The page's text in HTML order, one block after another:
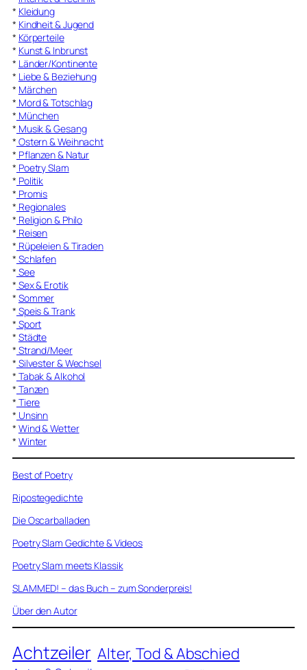
* Kleidung
* Kindheit & Jugend
* Körperteile
* Kunst & Inbrunst
* Länder/Kontinente
* Liebe & Beziehung
* Märchen
* Mord & Totschlag
* München
* Musik & Gesang
* Ostern & Weihnacht
* Pflanzen & Natur
* Poetry Slam
* Politik
* Promis
* Regionales
* Religion & Philo
* Reisen
* Rüpeleien & Tiraden
* Schlafen
* See
* Sex & Erotik
* Sommer
* Speis & Trank
* Sport
* Städte
* Strand/Meer
* Silvester & Wechsel
* Tabak & Alkohol
* Tanzen
* Tiere
* Unsinn
* Wind & Wetter
* Winter
Best of Poetry
Ripostegedichte
Die Oscarballaden
Poetry Slam Gedichte & Videos
Poetry Slam meets Klassik
SLAMMED! – das Buch – zum Sonderpreis!
Über den Autor
Achtzeiler Alter, Tod & Abschied